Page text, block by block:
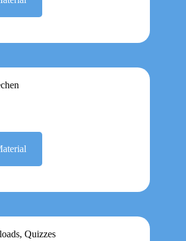
Quizzes